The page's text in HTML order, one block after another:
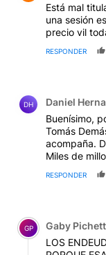
Está mal
una sesión
precio vil
RESPONDER
DH Daniel
Buenísimo,
Tomás
acompaña.
Miles de
RESPONDER
Comentario de
GP Gaby
LOS